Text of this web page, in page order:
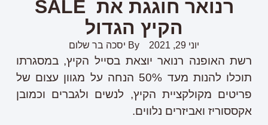
רנואר חוגגת את SALE
הקיץ הגדול
יוני 29, 2021 By יסכה בר שלום
רשת האופנה רנואר יוצאת בסייל הקיץ, במסגרתו
תוכלו להנות מעד 50% הנחה על מגוון עצום של
פריטים מקולקציית הקיץ, לנשים ולגברים וכמובן
אקססוריז ואביזרים נלווים.